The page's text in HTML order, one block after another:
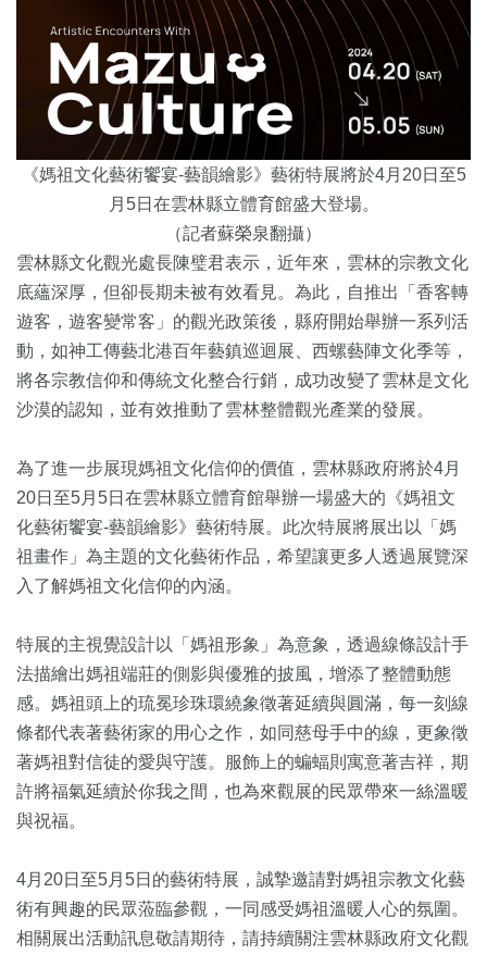
《媽祖文化藝術饗宴-藝韻繪影》藝術特展將於4月20日至5
月5日在雲林縣立體育館盛大登場。
（記者蘇榮泉翻攝）
雲林縣文化觀光處長陳璧君表示，近年來，雲林的宗教文化
底蘊深厚，但卻長期未被有效看見。為此，自推出「香客轉
遊客，遊客變常客」的觀光政策後，縣府開始舉辦一系列活
動，如神工傳藝北港百年藝鎮巡迴展、西螺藝陣文化季等，
將各宗教信仰和傳統文化整合行銷，成功改變了雲林是文化
沙漠的認知，並有效推動了雲林整體觀光產業的發展。
為了進一步展現媽祖文化信仰的價值，雲林縣政府將於4月
20日至5月5日在雲林縣立體育館舉辦一場盛大的《媽祖文
化藝術饗宴-藝韻繪影》藝術特展。此次特展將展出以「媽
祖畫作」為主題的文化藝術作品，希望讓更多人透過展覽深
入了解媽祖文化信仰的內涵。
特展的主視覺設計以「媽祖形象」為意象，透過線條設計手
法描繪出媽祖端莊的側影與優雅的披風，增添了整體動態
感。媽祖頭上的琉冕珍珠環繞象徵著延續與圓滿，每一刻線
條都代表著藝術家的用心之作，如同慈母手中的線，更象徵
著媽祖對信徒的愛與守護。服飾上的蝙蝠則寓意著吉祥，期
許將福氣延續於你我之間，也為來觀展的民眾帶來一絲溫暖
與祝福。
4月20日至5月5日的藝術特展，誠摯邀請對媽祖宗教文化藝
術有興趣的民眾蒞臨參觀，一同感受媽祖溫暖人心的氛圍。
相關展出活動訊息敬請期待，請持續關注雲林縣政府文化觀